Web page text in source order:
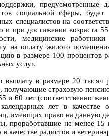
предусмотренные
социальной сферы, будет
специалистов на
и при достижении возраста
медицинские
на оплату жилого
в размере 100 процентов
услуг.
в размере 20 тысяч
получающие страховую
и 60 лет (соответственно
лет в качестве
имеющих право на данную
проработавшие не менее 15
в качестве радистов и